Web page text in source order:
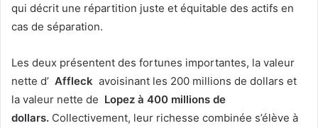
qui décrit une répartition juste et équitable des actifs en
cas de séparation.
Les deux présentent des fortunes importantes, la valeur
nette d’ Affleck avoisinant les 200 millions de dollars et
la valeur nette de Lopez à 400 millions de
dollars. Collectivement, leur richesse combinée s’élève à